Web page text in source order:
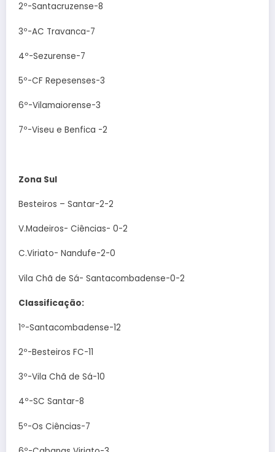
2º-Santacruzense-8
3º-AC Travanca-7
4º-Sezurense-7
5º-CF Repesenses-3
6º-Vilamaiorense-3
7º-Viseu e Benfica -2
Zona Sul
Besteiros – Santar-2-2
V.Madeiros- Ciências- 0-2
C.Viriato- Nandufe-2-0
Vila Chã de Sá- Santacombadense-0-2
Classificação:
1º-Santacombadense-12
2º-Besteiros FC-11
3º-Vila Chã de Sá-10
4º-SC Santar-8
5º-Os Ciências-7